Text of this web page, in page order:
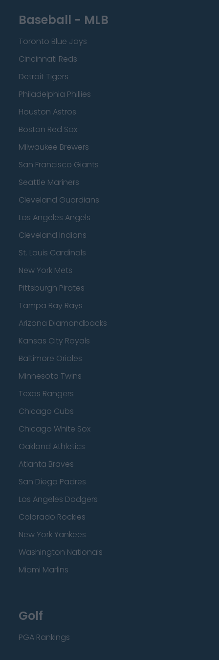
Baseball - MLB
Toronto Blue Jays
Cincinnati Reds
Detroit Tigers
Philadelphia Phillies
Houston Astros
Boston Red Sox
Milwaukee Brewers
San Francisco Giants
Seattle Mariners
Cleveland Guardians
Los Angeles Angels
Cleveland Indians
St. Louis Cardinals
New York Mets
Pittsburgh Pirates
Tampa Bay Rays
Arizona Diamondbacks
Kansas City Royals
Baltimore Orioles
Minnesota Twins
Texas Rangers
Chicago Cubs
Chicago White Sox
Oakland Athletics
Atlanta Braves
San Diego Padres
Los Angeles Dodgers
Colorado Rockies
New York Yankees
Washington Nationals
Miami Marlins
Golf
PGA Rankings